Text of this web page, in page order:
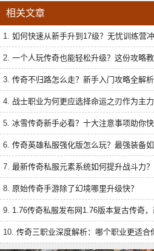
相关文章
1. 如何快速从新手升到17级？无忧训练营
2. 一个人玩传奇也能轻松升级？这份攻略教
3. 传奇不归路怎么走？新手入门攻略全解析
4. 战士职业为何更应选择命运之刃作为主力
5. 冰雪传奇新手必看？十大注意事项助你
6. 传奇英雄私服强化版怎么玩？最强装备如
7. 最新传奇私服元素系统如何提升战斗力？
8. 原始传奇手游除了幻境哪里升级快？
9. 1.76传奇私服发布网1.76版本复古传奇
10. 传奇三职业深度解析：哪个职业更适合